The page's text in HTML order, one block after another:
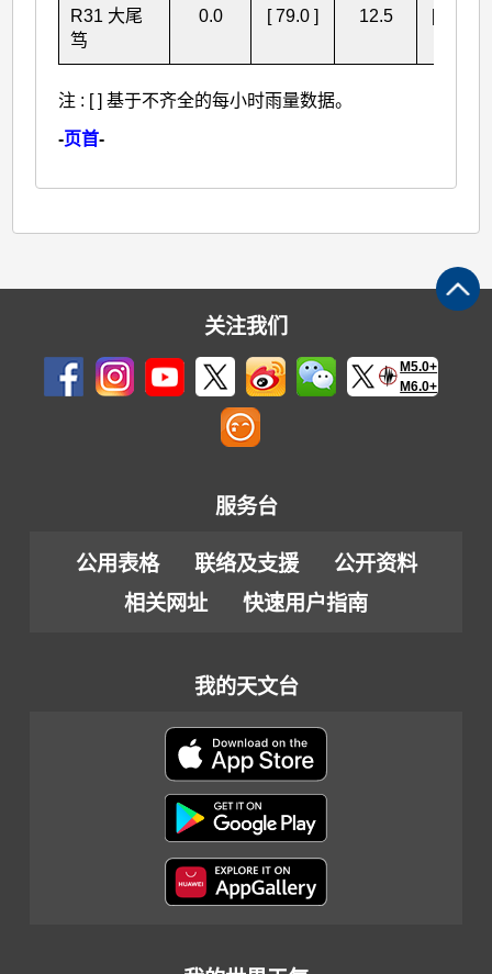
R31 大尾
笃
0.0 [ 79.0 ] 12.5
注 : [ ] 基于不齐全的每小时雨量数据。
-页首-
关注我们
M5.0+
M6.0+
服务台
公用表格 联络及支援
公开资料
相关网址
快速用户指南
我的天文台